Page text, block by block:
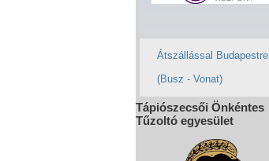
Átszállással Budapestre
(Busz - Vonat)
Tápiószecsői Önkéntes
Tűzoltó egyesület